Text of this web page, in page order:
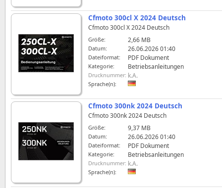
Cfmoto 300cl X 2024 Deutsch
Cfmoto 300cl X 2024 Deutsch
Größe: 2,66 MB
Datum: 26.06.2026 01:40
Dateiformat: PDF Dokument
Kategorie: Betriebsanleitungen
Drucknummer: k.A.
Sprache(n):
Cfmoto 300nk 2024 Deutsch
Cfmoto 300nk 2024 Deutsch
Größe: 9,37 MB
Datum: 26.06.2026 01:40
Dateiformat: PDF Dokument
Kategorie: Betriebsanleitungen
Drucknummer: k.A.
Sprache(n):